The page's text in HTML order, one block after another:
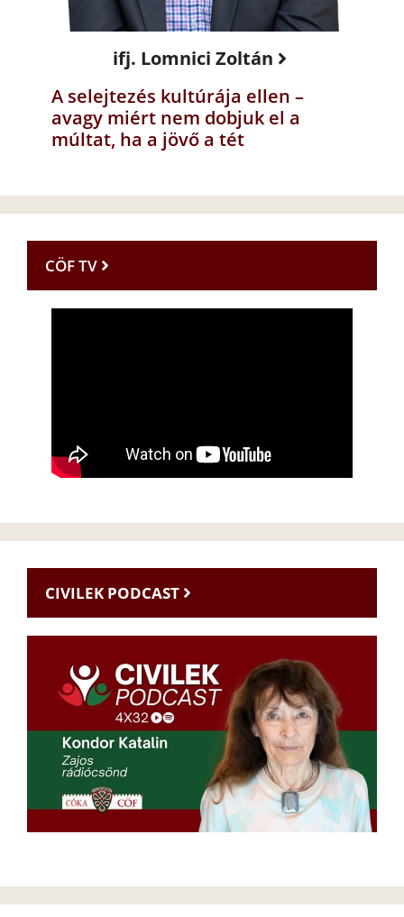
ifj. Lomnici Zoltán
A selejtezés kultúrája ellen –
avagy miért nem dobjuk el a
múltat, ha a jövő a tét
CÖF TV
CIVILEK PODCAST